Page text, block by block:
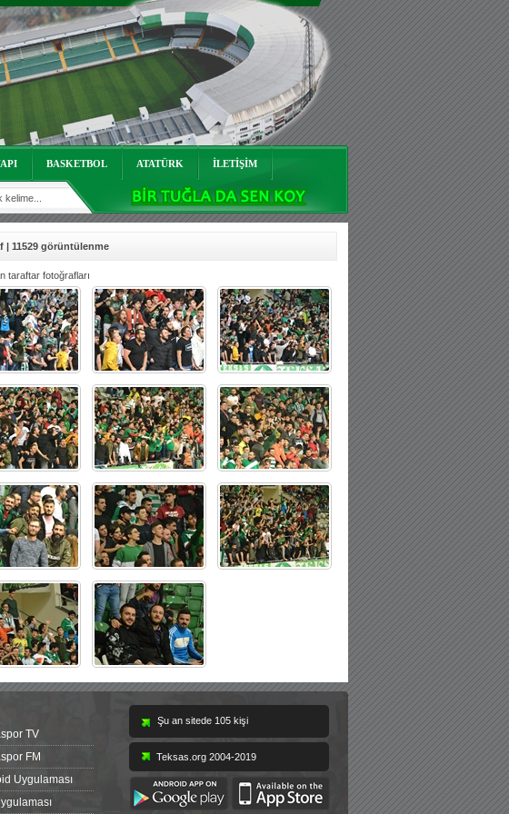
BASKETBOL ATATÜRK İLETİŞİM
| 11529 görüntülenme
taraftar fotoğrafları
TV
FM
Uygulaması
Teksas.org 2004-2019